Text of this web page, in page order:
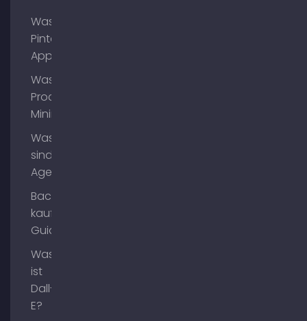
Was ist
Pinterest
App?
Was ist
Process
Mining?
Was
sind AI
Agents?
Backlinks
kaufen
Guide
Was
ist
Dall-
E?